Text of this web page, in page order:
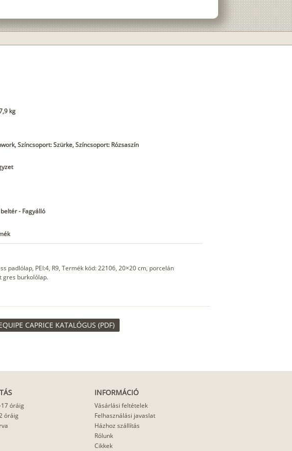
kg
Színcsoport: Szürke, Színcsoport: Rózsaszín
- Fagyálló
padlólap, PEI:4, R9, Termék kód: 22106, 20×20 cm, porcelán
gres burkolólap.
CAPRICE KATALÓGUS (PDF)
óráig
óráig
INFORMÁCIÓ
Vásárlási feltételek
Felhasználási javaslat
Házhoz szállítás
Rólunk
Cikkek